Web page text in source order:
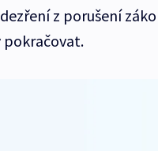
z porušení